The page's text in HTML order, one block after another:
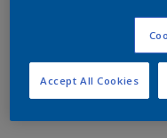
Fargekart
Størrelse
Accept All Cookies